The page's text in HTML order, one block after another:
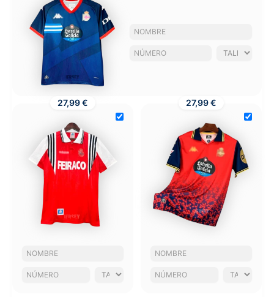
27,99 € 27,99 €